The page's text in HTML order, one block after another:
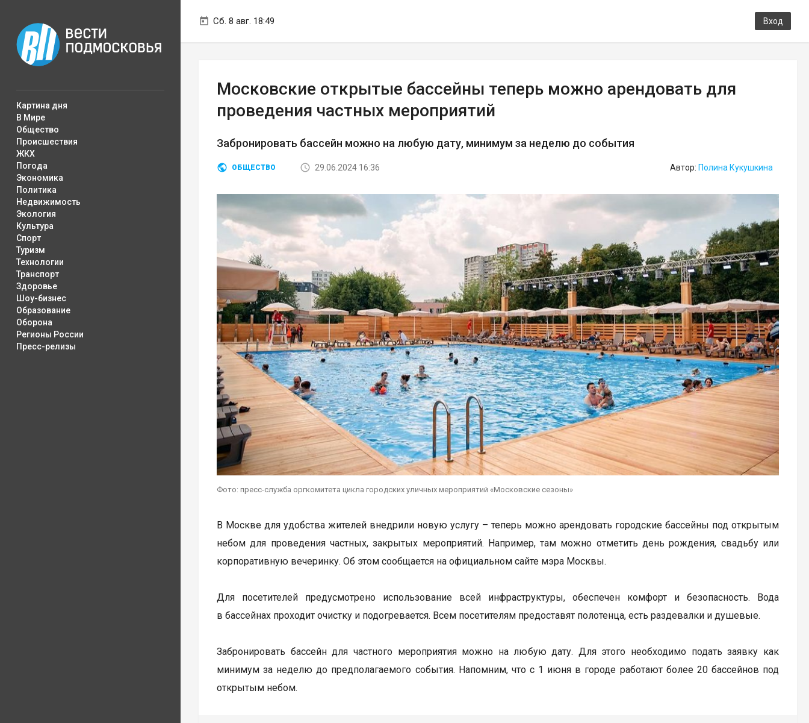
Сб. 8 авг. 18:49 Вход
Картина дня
В Мире
Общество
Происшествия
ЖКХ
Погода
Экономика
Политика
Недвижимость
Экология
Культура
Спорт
Туризм
Технологии
Транспорт
Здоровье
Шоу-бизнес
Образование
Оборона
Регионы России
Пресс-релизы
Московские открытые бассейны теперь можно арендовать для
проведения частных мероприятий
Забронировать бассейн можно на любую дату, минимум за неделю до события
ОБЩЕСТВО 29.06.2024 16:36 Автор: Полина Кукушкина
Фото: пресс-служба оргкомитета цикла городских уличных мероприятий «Московские сезоны»
В Москве для удобства жителей внедрили новую услугу – теперь можно арендовать городские бассейны под открытым
небом для проведения частных, закрытых мероприятий. Например, там можно отметить день рождения, свадьбу или
корпоративную вечеринку. Об этом сообщается на официальном сайте мэра Москвы.
Для посетителей предусмотрено использование всей инфраструктуры, обеспечен комфорт и безопасность. Вода
в бассейнах проходит очистку и подогревается. Всем посетителям предоставят полотенца, есть раздевалки и душевые.
Забронировать бассейн для частного мероприятия можно на любую дату. Для этого необходимо подать заявку как
минимум за неделю до предполагаемого события. Напомним, что с 1 июня в городе работают более 20 бассейнов под
открытым небом.